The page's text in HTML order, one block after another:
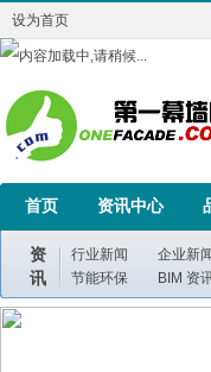
设为首页
首页 资讯中心
资
讯
行业新闻 企业新闻
节能环保
BIM 资